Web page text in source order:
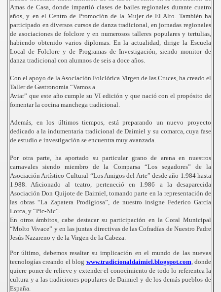
Amas de Casa, donde impartió clases de bailes regionales durante cuatro
años, y en el Centro de Promoción de la Mujer de El Alto. También ha
participado en diversos cursos de danza tradicional, en jornadas regionales
de asociaciones de folclore y en numerosos talleres populares y tertulias,
habiendo obtenido varios diplomas. En la actualidad, dirige la Escuela
Local de Folclore y de Programas de Investigación, siendo monitor de
danza tradicional con alumnos de seis a doce años.
Con el apoyo de la Asociación Folclórica Virgen de las Cruces, ha creado el
Taller de Gastronomía “Vamos a
Aviar” que este año cumple su VI edición y que nació con el propósito de
fomentar la cocina manchega tradicional.
Además, en los últimos tiempos, está preparando un nuevo proyecto
dedicado a la indumentaria tradicional de Daimiel y su comarca, cuya fase
de estudio e investigación se encuentra muy avanzada.
Por otra parte, ha aportado su particular grano de arena en nuestros
carnavales siendo miembro de la Comparsa “Los segadores” de la
Asociación Artístico-Cultural “Los Amigos del Arte” desde año 1.984 hasta
1.988. Aficionado al teatro, perteneció en 1.986 a la desaparecida
Asociación Don Quijote de Daimiel, tomando parte en la representación de
las obras “La Zapatera Prodigiosa”, de nuestro insigne Federico García
Lorca, y “Pic-Nic”.
En otros ámbitos, cabe destacar su participación en la Coral Municipal
“Molto Vivace” y en las juntas directivas de las Cofradías de Nuestro Padre
Jesús Nazareno y de la Virgen de la Cabeza.
Por último, debemos resaltar su implicación en el mundo de las nuevas
tecnologías creando el blog www.tradicionaldaimiel.blogspot.com, donde
quiere poner de relieve y extender el conocimiento de todo lo referentea la
cultura y a las tradiciones populares de Daimiel y de los demás pueblos de
España.